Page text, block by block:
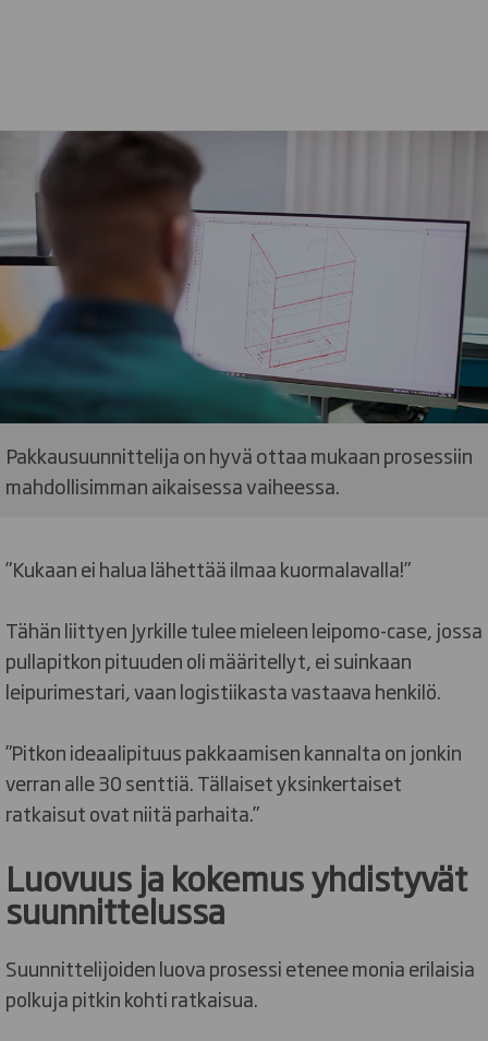
Pakkausuunnittelija on hyvä ottaa mukaan prosessiin
mahdollisimman aikaisessa vaiheessa.
”Kukaan ei halua lähettää ilmaa kuormalavalla!”
Tähän liittyen Jyrkille tulee mieleen leipomo-case, jossa
pullapitkon pituuden oli määritellyt, ei suinkaan
leipurimestari, vaan logistiikasta vastaava henkilö.
”Pitkon ideaalipituus pakkaamisen kannalta on jonkin
verran alle 30 senttiä. Tällaiset yksinkertaiset
ratkaisut ovat niitä parhaita.”
Luovuus ja kokemus yhdistyvät
suunnittelussa
Suunnittelijoiden luova prosessi etenee monia erilaisia
polkuja pitkin kohti ratkaisua.